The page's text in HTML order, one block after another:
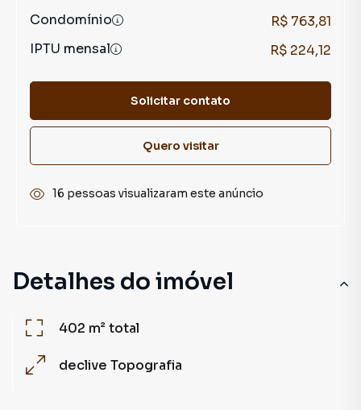
Detalhes do imóvel
402 m²total
declive Topografia
Condomínio
R$ 763,81
IPTU mensal
R$ 224,12
Solicitar contato
Quero visitar
16 pessoas visualizaram este anúncio